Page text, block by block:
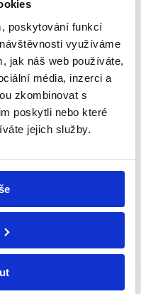
poskytování funkcí
využíváme
jak náš web používáte,
média, inzerci a
zkombinovat s
poskytli nebo které
jejich služby.